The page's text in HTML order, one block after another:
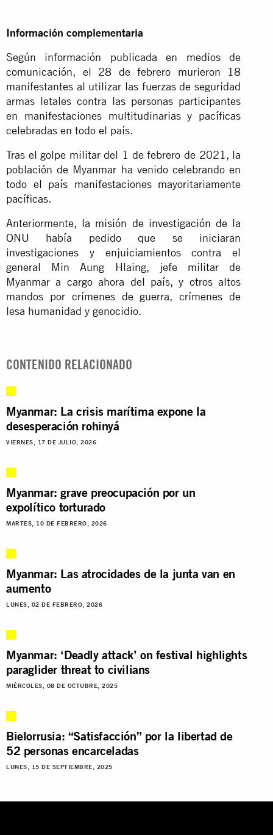
Información complementaria
Según información publicada en medios de
comunicación, el 28 de febrero murieron 18
manifestantes al utilizar las fuerzas de seguridad
armas letales contra las personas participantes
en manifestaciones multitudinarias y pacíficas
celebradas en todo el país.
Tras el golpe militar del 1 de febrero de 2021, la
población de Myanmar ha venido celebrando en
todo el país manifestaciones mayoritariamente
pacíficas.
Anteriormente, la misión de investigación de la
ONU había pedido que se iniciaran
investigaciones y enjuiciamientos contra el
general Min Aung Hlaing, jefe militar de
Myanmar a cargo ahora del país, y otros altos
mandos por crímenes de guerra, crímenes de
lesa humanidad y genocidio.
CONTENIDO RELACIONADO
Myanmar: La crisis marítima expone la
desesperación rohinyá
VIERNES, 17 DE JULIO, 2026
Myanmar: grave preocupación por un
expolítico torturado
MARTES, 10 DE FEBRERO, 2026
Myanmar: Las atrocidades de la junta van en
aumento
LUNES, 02 DE FEBRERO, 2026
Myanmar: ‘Deadly attack’ on festival highlights
paraglider threat to civilians
MIÉRCOLES, 08 DE OCTUBRE, 2025
Bielorrusia: “Satisfacción” por la libertad de
52 personas encarceladas
LUNES, 15 DE SEPTIEMBRE, 2025